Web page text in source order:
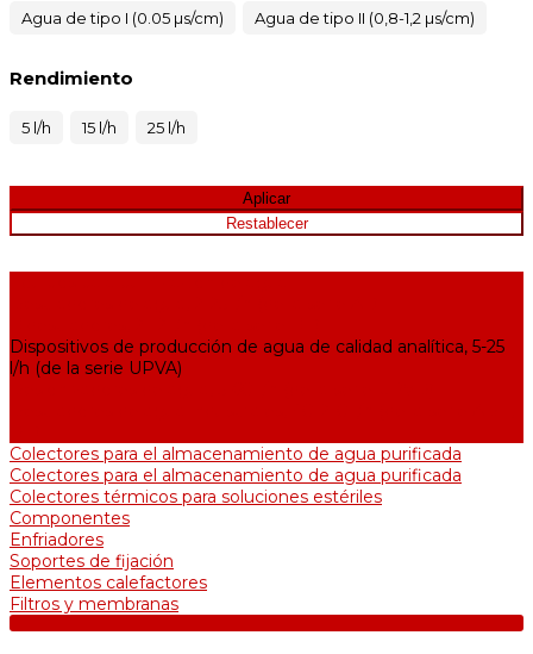
Agua de tipo I (0.05 µs/cm) Agua de tipo II (0,8-1,2 µs/cm)
Rendimiento
5 l/h 15 l/h 25 l/h
Dispositivos de producción de agua de calidad analítica, 5-25
l/h (de la serie UPVA)
Colectores para el almacenamiento de agua purificada
Colectores para el almacenamiento de agua purificada
Colectores térmicos para soluciones estériles
Componentes
Enfriadores
Soportes de fijación
Elementos calefactores
Filtros y membranas